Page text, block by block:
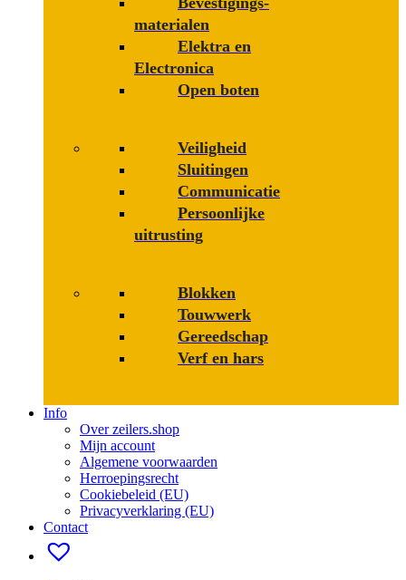
materialen
Elektra en
Electronica
Open boten
Veiligheid
Sluitingen
Communicatie
Persoonlijke
uitrusting
Blokken
Touwwerk
Gereedschap
Verf en hars
Info
Over zeilers.shop
Mijn account
Algemene voorwaarden
Herroepingsrecht
Cookiebeleid (EU)
Privacyverklaring (EU)
Contact